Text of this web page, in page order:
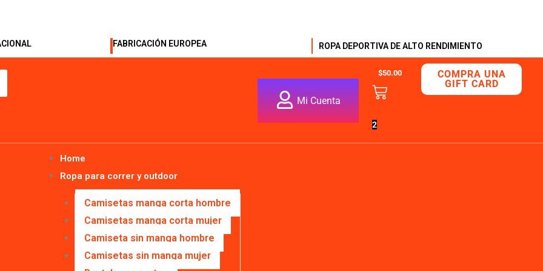
FABRICACIÓN EUROPEA ROPA DEPORTIVA DE ALTO RENDIMIENTO
Mi Cuenta
$50.00
2
COMPRA UNA
GIFT CARD
Home
Ropa para correr y outdoor
Camisetas manga corta hombre
Camisetas manga corta mujer
Camiseta sin manga hombre
Camisetas sin manga mujer